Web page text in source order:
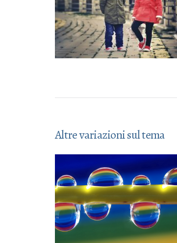
Altre variazioni sul tema